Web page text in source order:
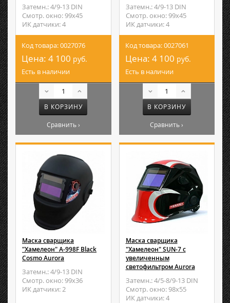
Затемн.: 4/9-13 DIN
Смотр. окно: 99х45
ИК датчики: 4
Код товара: 0027076
Цена: 4 100 руб.
Есть в наличии
В КОРЗИНУ
Сравнить ›
Затемн.: 4/9-13 DIN
Смотр. окно: 99х45
ИК датчики: 4
Код товара: 0027061
Цена: 4 100 руб.
Есть в наличии
В КОРЗИНУ
Сравнить ›
Маска сварщика
"Хамелеон" A-998F Black
Cosmo Aurora
Затемн.: 4/9-13 DIN
Смотр. окно: 99х36
ИК датчики: 2
Маска сварщика
"Хамелеон" SUN-7 с
увеличенным
светофильтром Aurora
Затемн.: 4/5-8/9-13 DIN
Смотр. окно: 98х55
ИК датчики: 4